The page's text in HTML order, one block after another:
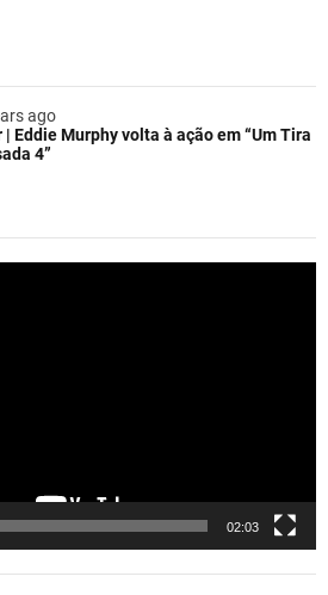
ago
Eddie Murphy volta à ação em “Um Tira
4”
02:03